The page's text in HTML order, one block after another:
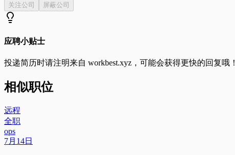
关注公司 屏蔽公司
应聘小贴士
投递简历时请注明来自 workbest.xyz ，可能会获得更快的回复哦！
相似职位
远程
全职
ops
7月14日